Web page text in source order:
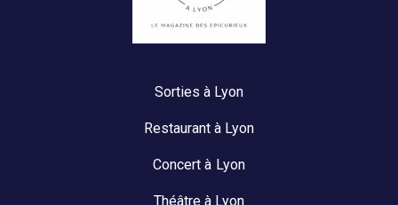
Sorties à Lyon
Restaurant à Lyon
Concert à Lyon
Théâtre à Lyon